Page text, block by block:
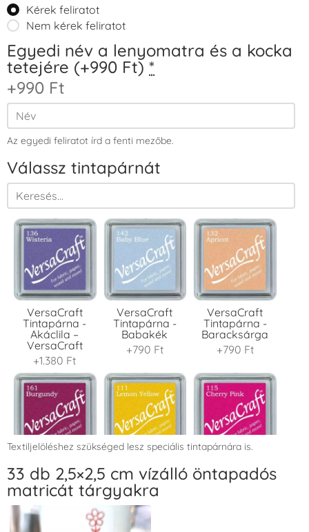
Kérek feliratot
Nem kérek feliratot
Egyedi név a lenyomatra és a kocka
tetejére (+990 Ft) *
+990 Ft
Az egyedi feliratot írd a fenti mezőbe.
Válassz tintapárnát
VersaCraft
Tintapárna -
Akáclila –
VersaCraft
+1.380 Ft
VersaCraft
Tintapárna -
Babakék
+790 Ft
VersaCraft
Tintapárna -
Baracksárga
+790 Ft
VersaCraft
Tintapárna -
Bordó
+1.380 Ft
VersaCraft
Tintapárna -
Citromsárga
+1.380 Ft
VersaCraft
Tintapárna -
Textiljelöléshez szükséged lesz speciális tintapárnára is.
33 db 2,5×2,5 cm vízálló öntapadós
matricát tárgyakra